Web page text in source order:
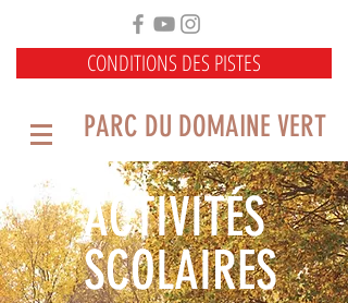
CONDITIONS DES PISTES
PARC DU DOMAINE VERT
ACTIVITÉS
SCOLAIRES